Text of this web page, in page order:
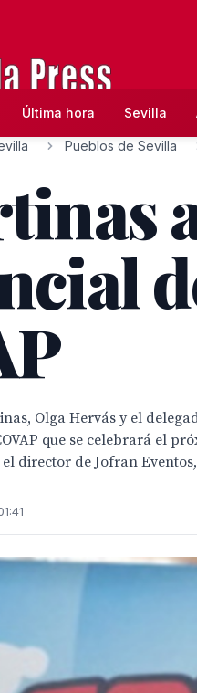
Última hora Sevilla
Pueblos de Sevilla
Olga Hervás y el
que se celebrará el
director de Jofran